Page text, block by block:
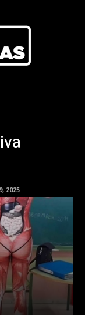
2025